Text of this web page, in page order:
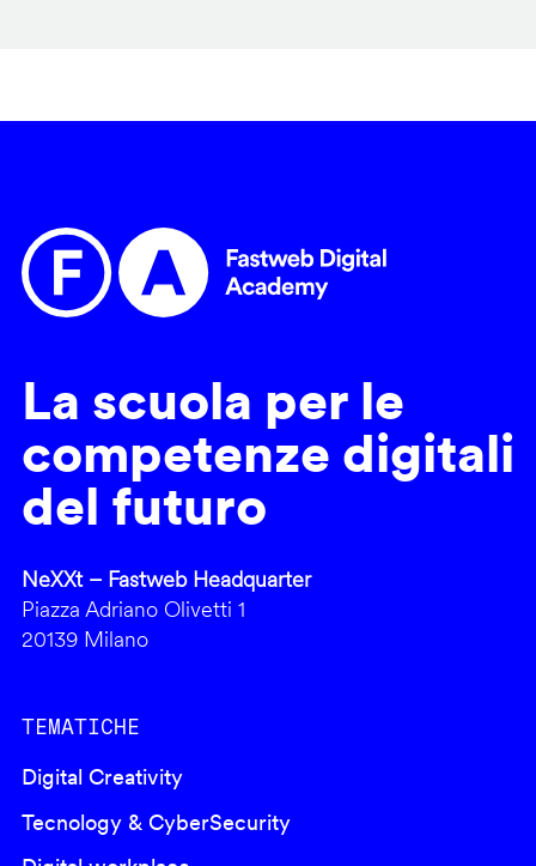
La scuola per le
competenze digitali
del futuro
NeXXt – Fastweb Headquarter
Piazza Adriano Olivetti 1
20139 Milano
TEMATICHE
Digital Creativity
Tecnology & CyberSecurity